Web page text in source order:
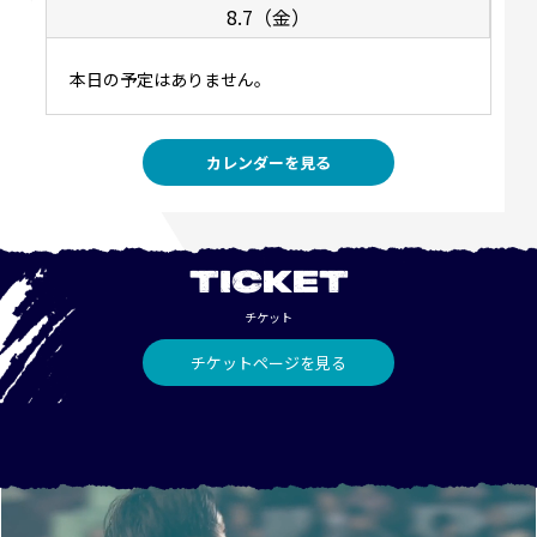
8.7（金）
本日の予定はありません。
カレンダーを見る
TICKET
チケット
チケットページを見る